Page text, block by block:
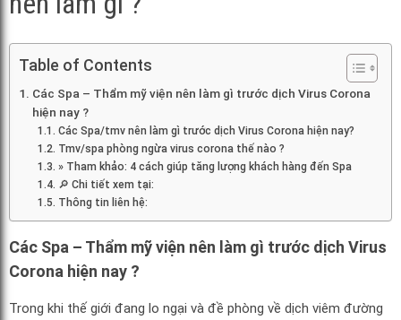
Table of Contents
Các Spa – Thẩm mỹ viện nên làm gì trước dịch Virus Corona
hiện nay ?
Các Spa/tmv nên làm gì trước dịch Virus Corona hiện nay?
Tmv/spa phòng ngừa virus corona thế nào ?
» Tham khảo: 4 cách giúp tăng lượng khách hàng đến Spa
🔎 Chi tiết xem tại:
Thông tin liên hệ:
Các Spa – Thẩm mỹ viện nên làm gì trước dịch Virus
Corona hiện nay ?
Trong khi thế giới đang lo ngại và đề phòng về dịch viêm đường